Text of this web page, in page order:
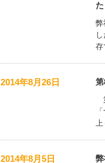
た
弊
存
2014年8月26日
上
2014年8月5日